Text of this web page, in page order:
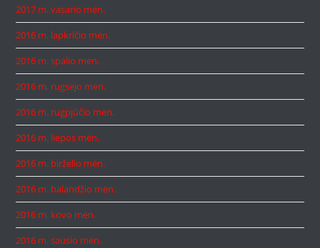
2017 m. vasario mėn.
2016 m. lapkričio mėn.
2016 m. spalio mėn.
2016 m. rugsėjo mėn.
2016 m. rugpjūčio mėn.
2016 m. liepos mėn.
2016 m. birželio mėn.
2016 m. balandžio mėn.
2016 m. kovo mėn.
2016 m. sausio mėn.